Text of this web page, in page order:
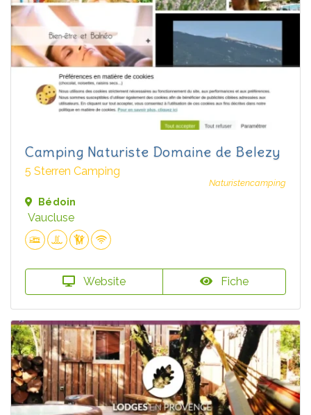
Camping Naturiste Domaine de Belezy
5 Sterren Camping
Naturistencamping
Bédoin
Vaucluse
Website Fiche